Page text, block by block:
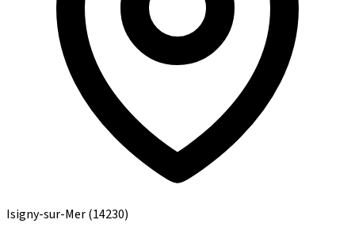
Isigny-sur-Mer(14230)